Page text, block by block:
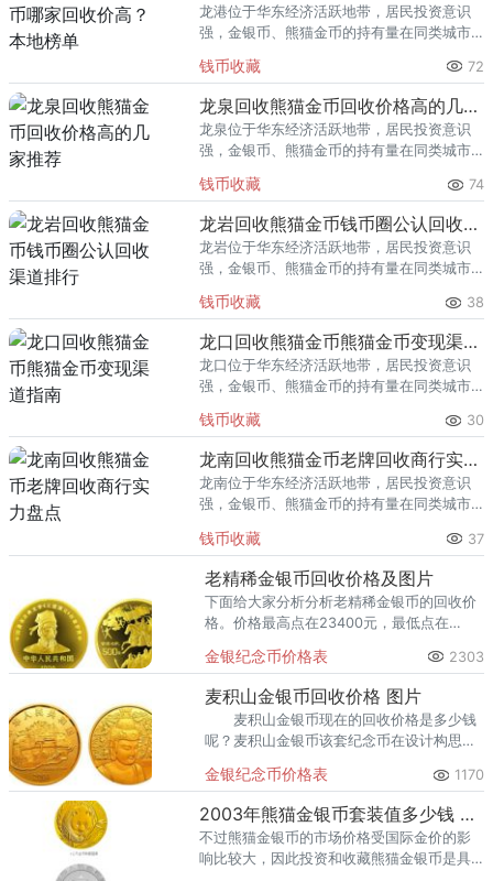
龙港位于华东经济活跃地带，居民投资意识
强，金银币、熊猫金币的持有量在同类城市
熊猫金币的需求就明显升温，但鱼龙混杂的
回收渠道里，能精准识别版别溢
钱币收藏 72
龙泉回收熊猫金币回收价格高的几家推荐
龙泉位于华东经济活跃地带，居民投资意识
强，金银币、熊猫金币的持有量在同类城市
熊猫金币的需求就明显升温，但鱼龙混杂的
回收渠道里，能精准识别版别溢
钱币收藏 74
龙岩回收熊猫金币钱币圈公认回收渠道排行
龙岩位于华东经济活跃地带，居民投资意识
强，金银币、熊猫金币的持有量在同类城市
熊猫金币的需求就明显升温，但鱼龙混杂的
回收渠道里，能精准识别版别溢
钱币收藏 38
龙口回收熊猫金币熊猫金币变现渠道指南
龙口位于华东经济活跃地带，居民投资意识
强，金银币、熊猫金币的持有量在同类城市
熊猫金币的需求就明显升温，但鱼龙混杂的
回收渠道里，能精准识别版别溢
钱币收藏 30
龙南回收熊猫金币老牌回收商行实力盘点
龙南位于华东经济活跃地带，居民投资意识
强，金银币、熊猫金币的持有量在同类城市
熊猫金币的需求就明显升温，但鱼龙混杂的
回收渠道里，能精准识别版别溢
钱币收藏 37
老精稀金银币回收价格及图片
下面给大家分析分析老精稀金银币的回收价
格。价格最高点在23400元，最低点在
币，发行量3万枚，当然不算稀少，但绝对
算的上“老”和“精”。
金银纪念币价格表 2303
麦积山金银币回收价格 图片
麦积山金银币现在的回收价格是多少钱
呢？麦积山金银币该套纪念币在设计构思、
术杰作的艺术风格和文化品位，它的市场价
值也是不错的。
金银纪念币价格表 1170
2003年熊猫金银币套装值多少钱 收藏价值高吗
不过熊猫金银币的市场价格受国际金价的影
响比较大，因此投资和收藏熊猫金银币是具